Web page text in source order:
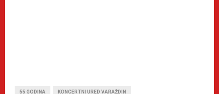
55 GODINA KONCERTNI URED VARAŽDIN